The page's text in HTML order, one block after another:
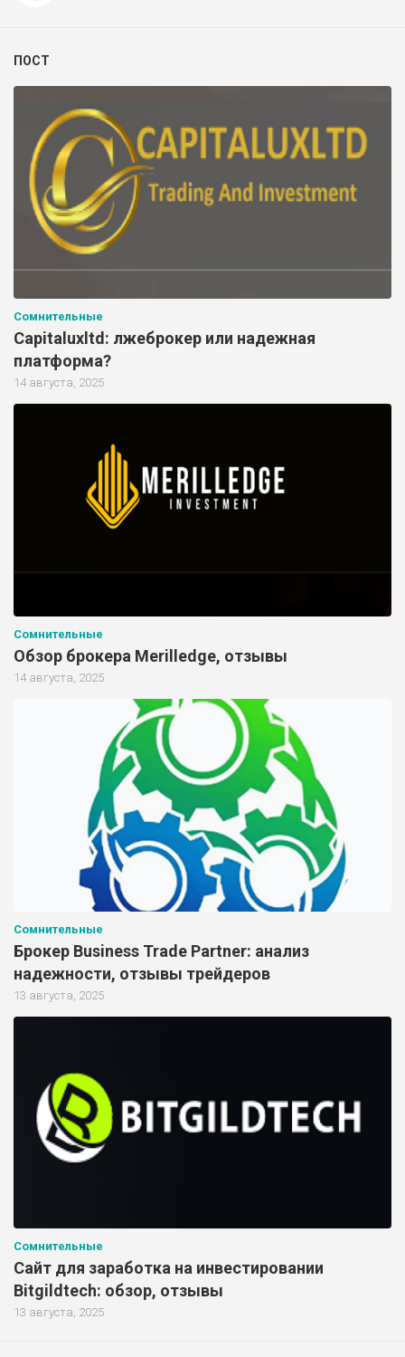
ПОСТ
Сомнительные
Capitaluxltd: лжеброкер или надежная
платформа?
14 августа, 2025
Сомнительные
Обзор брокера Merilledge, отзывы
14 августа, 2025
Сомнительные
Брокер Business Trade Partner: анализ
надежности, отзывы трейдеров
13 августа, 2025
Сомнительные
Сайт для заработка на инвестировании
Bitgildtech: обзор, отзывы
13 августа, 2025